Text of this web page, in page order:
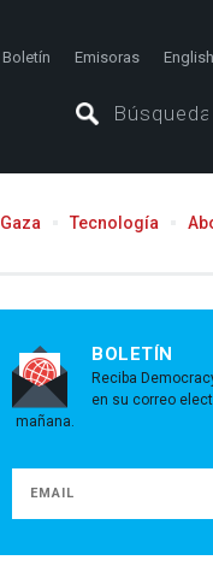
Boletín Emisoras English
Gaza Tecnología
BOLETÍN
Reciba
en su correo
mañana.